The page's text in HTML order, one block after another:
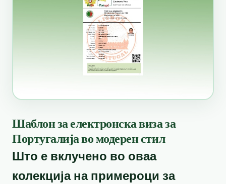
Шаблон за електронска виза за
Португалија во модерен стил
Што е вклучено во оваа
колекција на примероци за